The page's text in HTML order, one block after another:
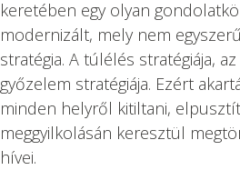
keretében egy olyan
modernizált, mely nem
stratégia. A túlélés stratégiája,
győzelem stratégiája. Ezért
minden helyről kitiltani,
meggyilkolásán keresztül
hívei.